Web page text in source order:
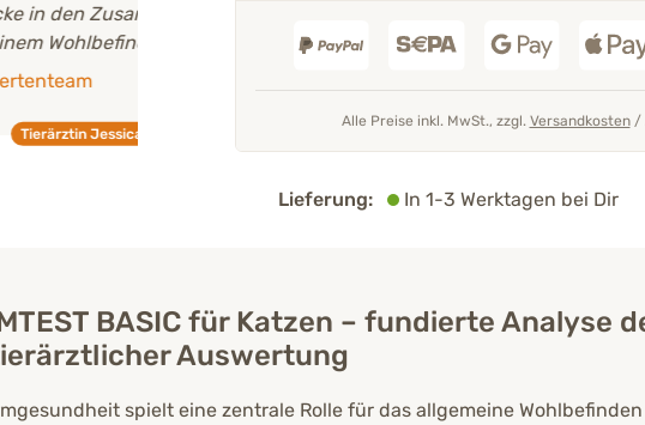
von
Experten entwickeltund geprüft."
Tierarzt Thomas Backhaus
Alle Preise inkl. MwSt., zzgl. Versandkosten/
Lieferung: In 1-3 Werktagen bei Dir
BASIC für Katzen – fundierte Analyse
Auswertung
spielt eine zentrale Rolle für das allgemeine